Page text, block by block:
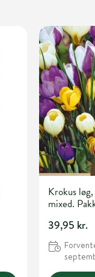
Krokus
mixed.
39,95 kr.